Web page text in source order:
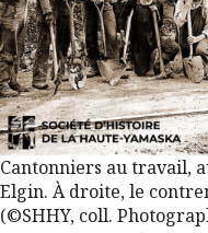
Cantonniers au travail,
Elgin. À droite, le
(©SHHY, coll.